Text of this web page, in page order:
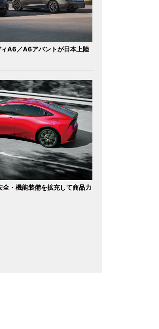
A6／A6アバントが日本上陸
全・機能装備を拡充して商品力